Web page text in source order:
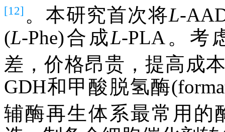
[12] 。本研究首次将L-
(L-Phe)合成L-PLA。考
差，价格昂贵，提高成
GDH和甲酸脱氢酶
辅酶再生体系最常用的